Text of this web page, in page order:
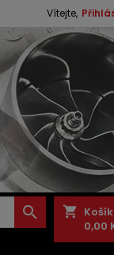
Vítejte,
shopping_cart
0,00
